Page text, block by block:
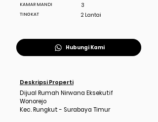
KAMAR MANDI
TINGKAT
3
2 Lantai
Hubungi Kami
Deskripsi Properti
Dijual Rumah Nirwana Eksekutif
Wonorejo
Kec. Rungkut - Surabaya Timur